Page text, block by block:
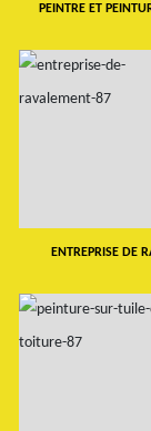
PEINTRE ET
ENTREPRISE DE